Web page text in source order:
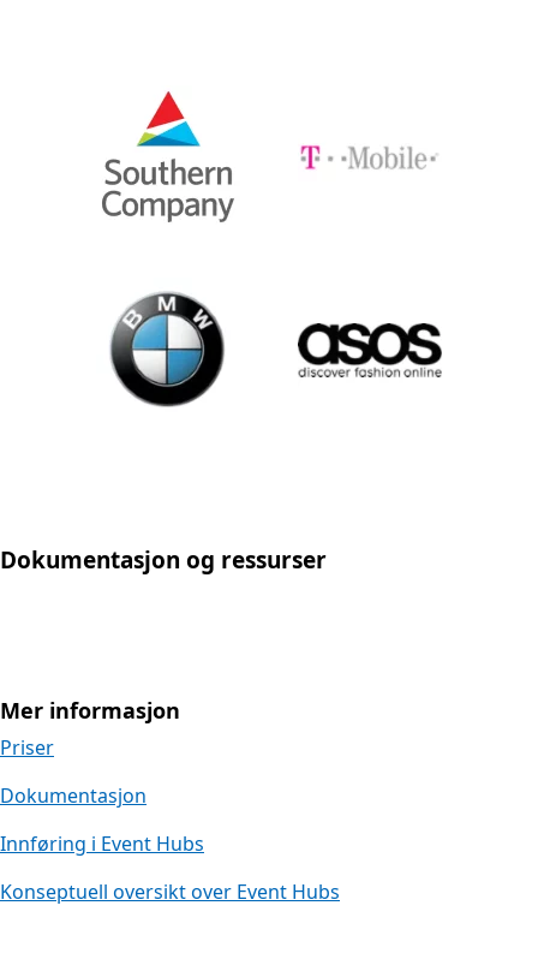
Dokumentasjon og ressurser
Mer informasjon
Priser
Dokumentasjon
Innføring i Event Hubs
Konseptuell oversikt over Event Hubs